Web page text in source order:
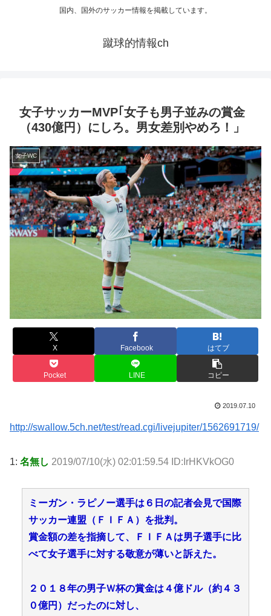
国内、国外のサッカー情報を掲載しています。
蹴球的情報ch
女子サッカーMVP｢女子も男子並みの賞金
（430億円）にしろ。男女差別やめろ！」
女子WC
X Facebook はてブ
Pocket LINE コピー
2019.07.10
http://swallow.5ch.net/test/read.cgi/livejupiter/1562691719/
1: 名無し 2019/07/10(水) 02:01:59.54 ID:IrHKVkOG0
ミーガン・ラピノー選手は６日の記者会見で国際
サッカー連盟（ＦＩＦＡ）を批判。
賞金額の差を指摘して、ＦＩＦＡは男子選手に比
べて女子選手に対する敬意が薄いと訴えた。
２０１８年の男子Ｗ杯の賞金は４億ドル（約４３
０億円）だったのに対し、